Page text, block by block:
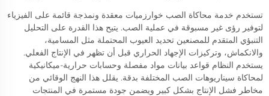
تستخدم خدمة محاكاة الصب خوارزميات معقدة ونمذجة قائمة على الفيزياء
لتوفير رؤى غير مسبوقة في عملية الصب. يتيح هذا القدرة على التحليل
التنبؤي المتقدم للمصنعين تحديد العيوب المحتملة مثل المسامية،
والانكماش، وتركيزات الإجهاد الحراري قبل أن تظهر في الإنتاج الفعلي.
يستخدم النظام قواعد بيانات مواد مفصلة وحسابات حرارية-ميكانيكية
لمحاكاة سيناريوهات الصب المختلفة بدقة. يقلل هذا النهج الوقائي من
مخاطر فشل الإنتاج بشكل كبير ويضمن جودة مستمرة في المنتجات